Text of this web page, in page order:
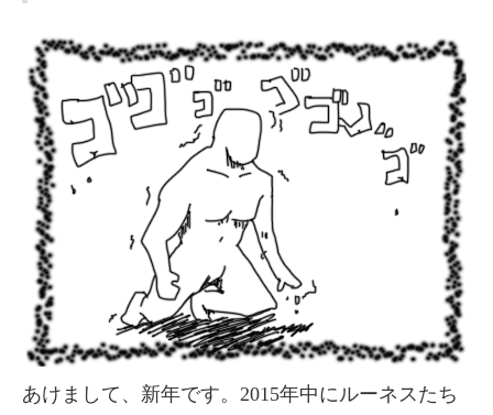
あけまして、新年です。2015年中にルーネスたち